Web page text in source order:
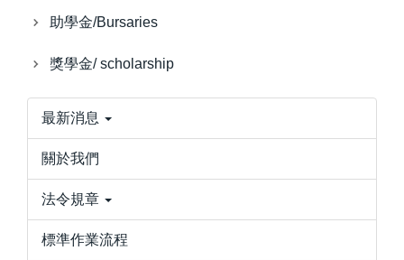
助學金/Bursaries
獎學金/ scholarship
最新消息
關於我們
法令規章
標準作業流程